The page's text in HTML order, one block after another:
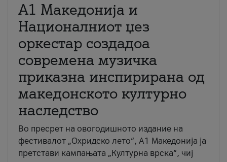
А1 Македонија и
Националниот џез
оркестар создадоа
современа музичка
приказна инспирирана од
македонското културно
наследство
Во пресрет на овогодишното издание на
фестивалот „Охридско лето“, А1 Македонија ја
претстави кампањата „Културна врска“, чиј